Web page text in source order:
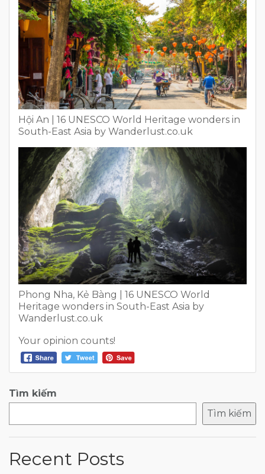
Hội An | 16 UNESCO World Heritage wonders in
South-East Asia by Wanderlust.co.uk
Phong Nha, Kẻ Bàng | 16 UNESCO World
Heritage wonders in South-East Asia by
Wanderlust.co.uk
Your opinion counts!
Tìm kiếm
Tìm kiếm
Recent Posts